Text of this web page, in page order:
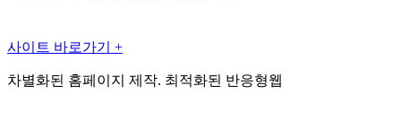
사이트 바로가기 +
차별화된 홈페이지 제작. 최적화된 반응형웹